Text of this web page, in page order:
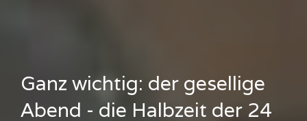
Ganz wichtig: der gesellige
Abend - die Halbzeit der 24